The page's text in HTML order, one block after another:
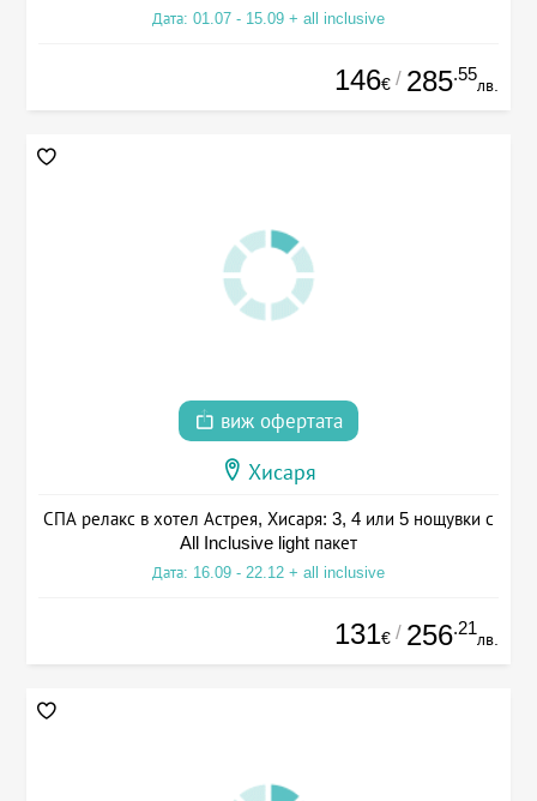
Дата: 01.07 - 15.09 + all inclusive
146€ / 285.55
лв.
виж офертата
Хисаря
СПА релакс в хотел Астрея, Хисаря: 3, 4 или 5 нощувки с
All Inclusive light пакет
Дата: 16.09 - 22.12 + all inclusive
131€ / 256.21
лв.